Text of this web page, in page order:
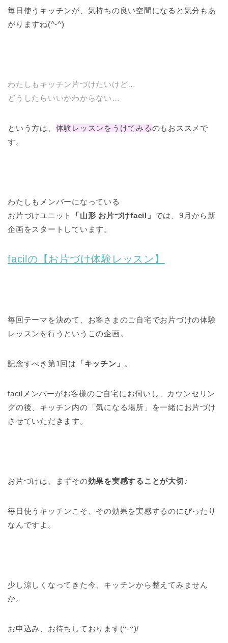
毎日使うキッチンが、気持ちの良い空間になると気分もあ
がりますね(^-^)
わたしもキッチン片づけたいけど…
どうしたらいいかわからない…
という方は、 体験レッスンをうけてみるのもおススメで
す。
わたしもメンバーになっている
お片づけユニット
「山形 お片づけfacil」 では、9月から新
企画をスタートしています。
facilの【お片づけ体験レッスン】
毎回テーマを決めて、お客さまのご自宅でお片づけの体験
レッスンを行うというこの企画。
記念すべき第1回は 「キッチン」 。
facilメンバーがお客様のご自宅にお伺いし、カウンセリン
グの後、キッチン内の「気になる場所」を一緒にお片づけ
させていただきます。
お片づけは、まずその効果を実感することが大切♪
毎日使うキッチンこそ、その効果を実感するのにぴったり
なんですよ。
少し涼しくなってきた今、キッチンから整えてみません
か。
お申込み、お待ちしております(^-^)/